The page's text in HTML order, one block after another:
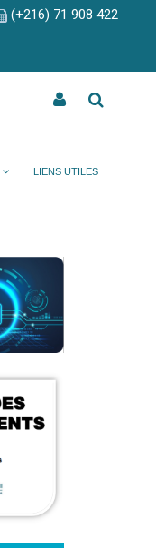
(+216) 71 908 422
LIENS UTILES